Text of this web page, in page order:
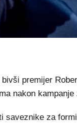
premijer
nakon
saveznike za